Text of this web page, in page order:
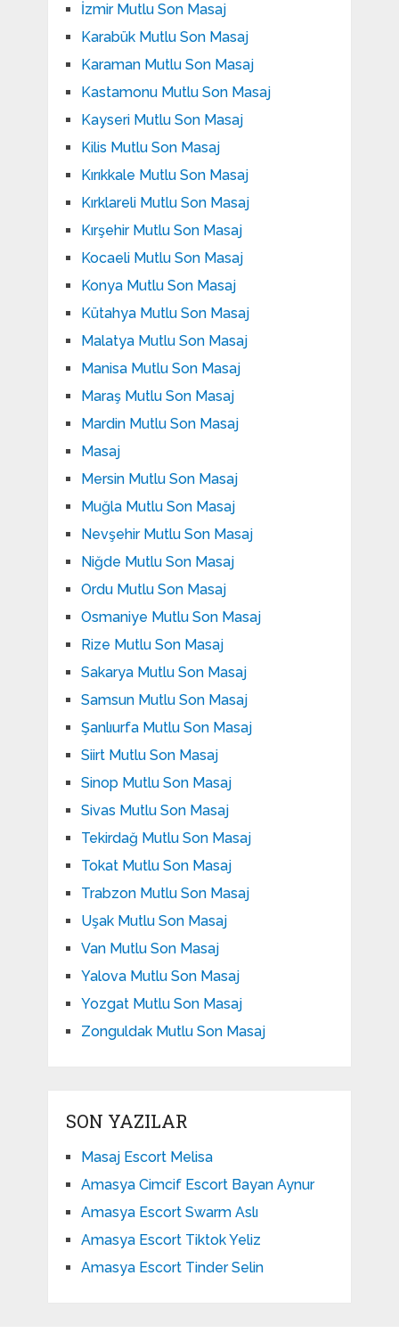
İzmir Mutlu Son Masaj
Karabük Mutlu Son Masaj
Karaman Mutlu Son Masaj
Kastamonu Mutlu Son Masaj
Kayseri Mutlu Son Masaj
Kilis Mutlu Son Masaj
Kırıkkale Mutlu Son Masaj
Kırklareli Mutlu Son Masaj
Kırşehir Mutlu Son Masaj
Kocaeli Mutlu Son Masaj
Konya Mutlu Son Masaj
Kütahya Mutlu Son Masaj
Malatya Mutlu Son Masaj
Manisa Mutlu Son Masaj
Maraş Mutlu Son Masaj
Mardin Mutlu Son Masaj
Masaj
Mersin Mutlu Son Masaj
Muğla Mutlu Son Masaj
Nevşehir Mutlu Son Masaj
Niğde Mutlu Son Masaj
Ordu Mutlu Son Masaj
Osmaniye Mutlu Son Masaj
Rize Mutlu Son Masaj
Sakarya Mutlu Son Masaj
Samsun Mutlu Son Masaj
Şanlıurfa Mutlu Son Masaj
Siirt Mutlu Son Masaj
Sinop Mutlu Son Masaj
Sivas Mutlu Son Masaj
Tekirdağ Mutlu Son Masaj
Tokat Mutlu Son Masaj
Trabzon Mutlu Son Masaj
Uşak Mutlu Son Masaj
Van Mutlu Son Masaj
Yalova Mutlu Son Masaj
Yozgat Mutlu Son Masaj
Zonguldak Mutlu Son Masaj
SON YAZILAR
Masaj Escort Melisa
Amasya Cimcif Escort Bayan Aynur
Amasya Escort Swarm Aslı
Amasya Escort Tiktok Yeliz
Amasya Escort Tinder Selin